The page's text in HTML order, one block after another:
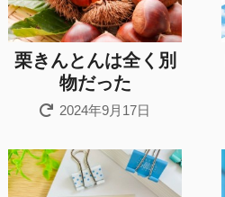
栗きんとんは全く別
物だった
2024年9月17日